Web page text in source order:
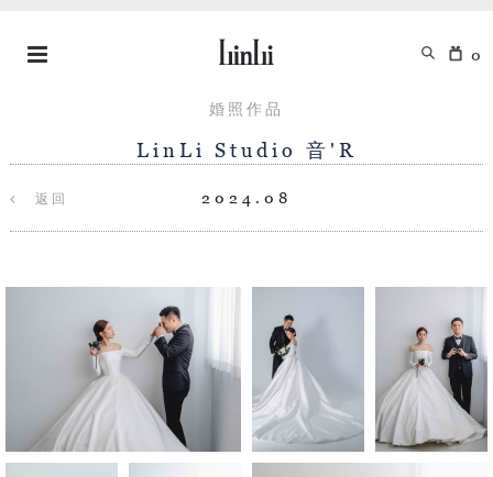
0
婚照作品
LinLi Studio 音'R
返回 2024.08